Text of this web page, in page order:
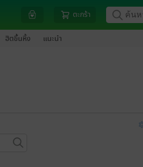
ตะกร้า
ฮิตขึ้นหิ้ง แนะนำ